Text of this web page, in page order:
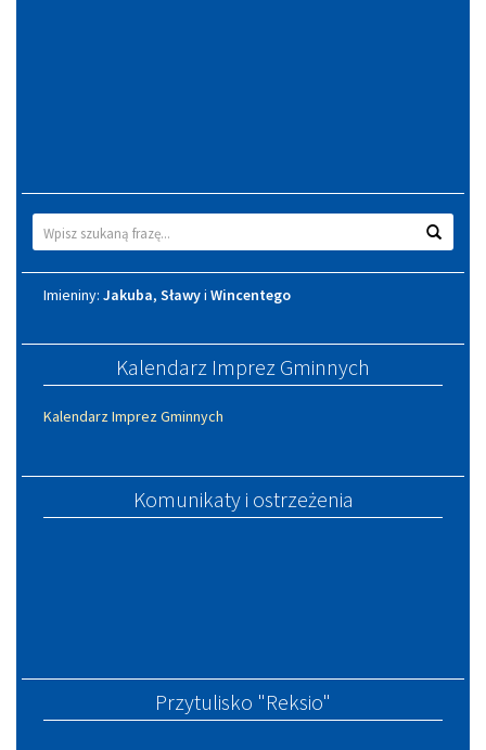
Wyszukiwarka
Imieniny
Imieniny: Jakuba, Sławyi Wincentego
Kalendarz Imprez Gminnych
Kalendarz Imprez Gminnych
Komunikaty i ostrzeżenia
Przytulisko "Reksio"